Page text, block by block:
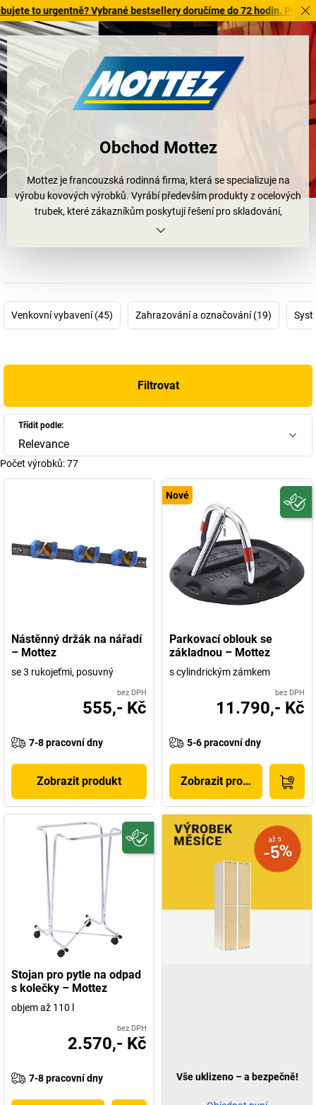
urgentně? Vybrané bestsellery doručíme do 72 hodin. Prohlédněte
Obchod Mottez
Mottez je francouzská rodinná firma, která se specializuje na
výrobu kovových výrobků. Vyrábí především produkty z ocelových
trubek, které zákazníkům poskytují řešení pro skladování,
ochranu, přepravu a bezpečnost. Firma Mottez neustále zlepšuje
Venkovní vybavení (45) Zahrazování a označování (19)
Filtrovat
Třídit podle:
Relevance
Počet výrobků:77
Nástěnný držák na nářadí
– Mottez
se 3 rukojeťmi, posuvný
bez DPH
555,- Kč
7-8 pracovní dny
Zobrazit produkt
Nové
Parkovací oblouk se
základnou – Mottez
s cylindrickým zámkem
bez DPH
11.790,- Kč
5-6 pracovní dny
Zobrazit produkt
Stojan pro pytle na odpad
s kolečky – Mottez
objem až 110 l
bez DPH
2.570,- Kč
7-8 pracovní dny Vše uklizeno – a bezpečně!